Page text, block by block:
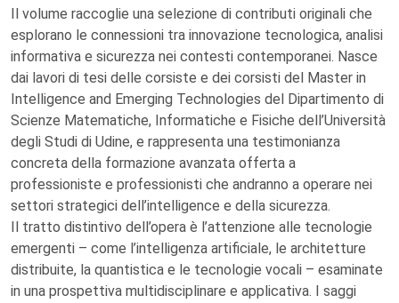
Il volume raccoglie una selezione di contributi originali che
esplorano le connessioni tra innovazione tecnologica, analisi
informativa e sicurezza nei contesti contemporanei. Nasce
dai lavori di tesi delle corsiste e dei corsisti del Master in
Intelligence and Emerging Technologies del Dipartimento di
Scienze Matematiche, Informatiche e Fisiche dell’Università
degli Studi di Udine, e rappresenta una testimonianza
concreta della formazione avanzata offerta a
professioniste e professionisti che andranno a operare nei
settori strategici dell’intelligence e della sicurezza.
Il tratto distintivo dell’opera è l’attenzione alle tecnologie
emergenti – come l’intelligenza artificiale, le architetture
distribuite, la quantistica e le tecnologie vocali – esaminate
in una prospettiva multidisciplinare e applicativa. I saggi